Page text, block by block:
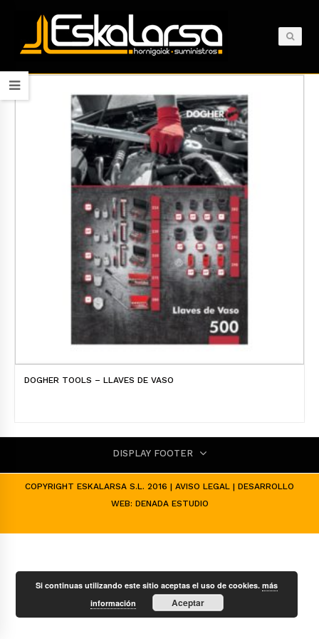
DOGHER TOOLS – LLAVES DE VASO
DISPLAY FOOTER
COPYRIGHT ESKALARSA S.L. 2016 | AVISO LEGAL | DESARROLLO
WEB: DENADA ESTUDIO
Si continuas utilizando este sitio aceptas el uso de cookies.más
información
Aceptar